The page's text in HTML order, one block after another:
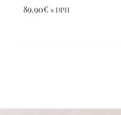
89.90€ s DPH